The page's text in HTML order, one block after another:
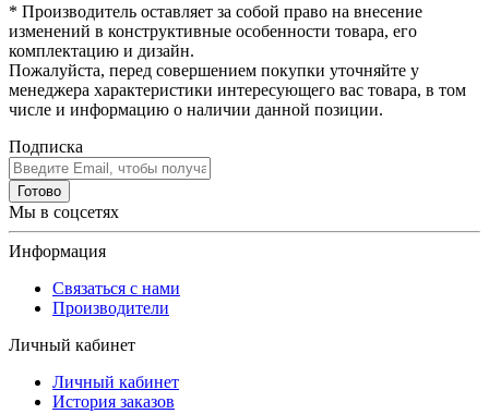
* Производитель оставляет за собой право на внесение
изменений в конструктивные особенности товара, его
комплектацию и дизайн.
Пожалуйста, перед совершением покупки уточняйте у
менеджера характеристики интересующего вас товара, в том
числе и информацию о наличии данной позиции.
Подписка
Готово
Мы в соцсетях
Информация
Связаться с нами
Производители
Личный кабинет
Личный кабинет
История заказов